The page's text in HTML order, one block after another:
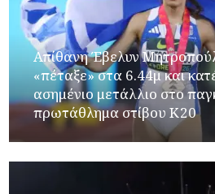
Απίθανη Έβελυν
«πέταξε» στα 6.44μ και
ασημένιο μετάλλιο στο
πρωτάθλημα στίβου Κ20